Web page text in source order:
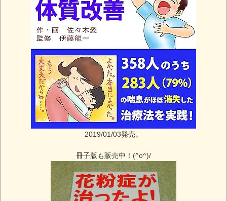
2019/01/03発売。
冊子版も販売中！(^o^)/